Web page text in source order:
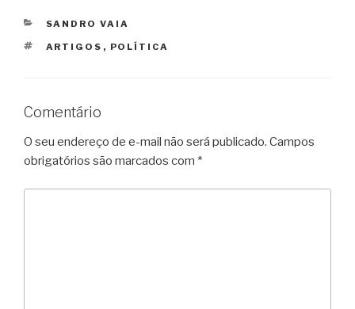
CATEGORIAS
SANDRO VAIA
TAGS
ARTIGOS , POLÍTICA
Comentário
O seu endereço de e-mail não será publicado. Campos
obrigatórios são marcados com *